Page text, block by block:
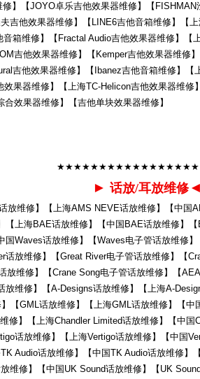
】【JOYO卓乐吉他效果器维修】【
吉他效果器维修】【LINE6吉他音箱维修】【
箱维修】【Fractal Audio吉他效果器维修】【
吉他效果器维修】【Kemper吉他效果器维修
吉他效果器维修】【Ibanez吉他音箱维修】
效果器维修】【上海TC-Helicon吉他效果器维
效果器维修】【吉他单块效果器维修】
► 话放/耳放维修
放维修】【上海AMS NEVE话放维修】【中国
【上海BAE话放维修】【中国BAE话放维修】
国Waves话放维修】【Waves电子管话放维修
话放维修】【Great River电子管话放维修】【
放维修】【Crane Song电子管话放维修】【
放维修】【A-Designs话放维修】【上海A-
【GML话放维修】【上海GML话放维修】【
维修】【上海Chandler Limited话放维修】【中
话放维修】【上海Vertigo话放维修】【中国
Audio话放维修】【中国TK Audio话放维修】
维修】【中国UK Sound话放维修】【UK